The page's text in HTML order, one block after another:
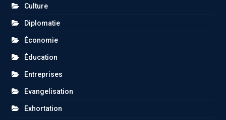
Culture
Diplomatie
Économie
Éducation
Entreprises
Evangelisation
Exhortation